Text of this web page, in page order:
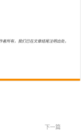
所有，我们已在文章结尾注明出处，
下一篇